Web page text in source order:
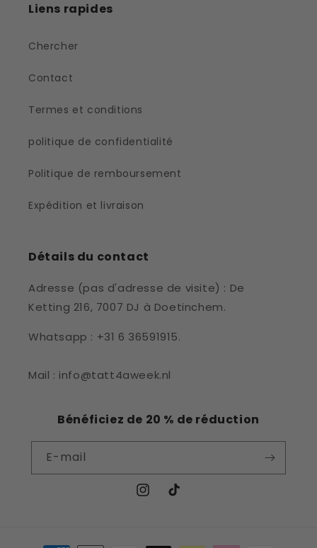
Liens rapides
Chercher
Contact
Termes et conditions
politique de confidentialité
Politique de remboursement
Expédition et livraison
Détails du contact
Adresse (pas d'adresse de visite) : De
Ketting 216, 7007 DJ à Doetinchem.
Whatsapp : +31 6 36591915.
Mail : info@tatt4aweek.nl
Bénéficiez de 20 % de réduction
E-mail
Instagram
TikTok